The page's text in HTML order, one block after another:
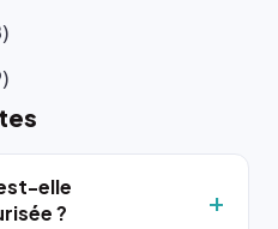
elle
?